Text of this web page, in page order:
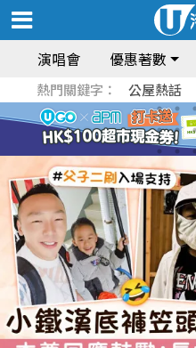
演唱會 優惠著數
熱門關鍵字： 公屋熱話